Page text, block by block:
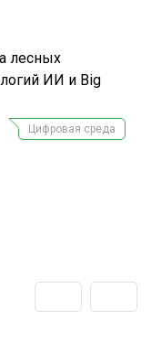
лесных
ИИ и Big
Цифровая среда